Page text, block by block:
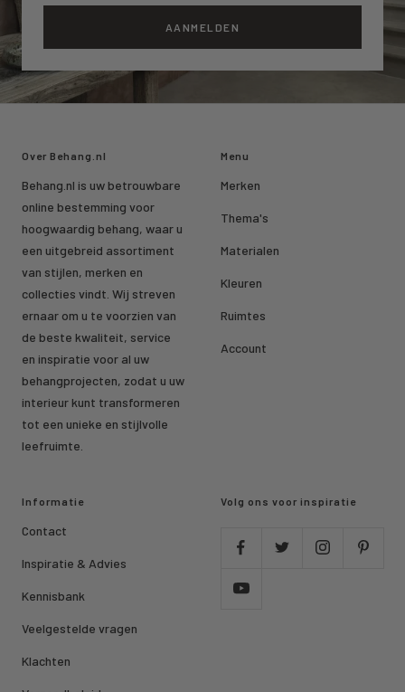
AANMELDEN
Over Behang.nl
Behang.nl is uw betrouwbare
online bestemming voor
hoogwaardig behang, waar u
een uitgebreid assortiment
van stijlen, merken en
collecties vindt. Wij streven
ernaar om u te voorzien van
de beste kwaliteit, service
en inspiratie voor al uw
behangprojecten, zodat u uw
interieur kunt transformeren
tot een unieke en stijlvolle
leefruimte.
Menu
Merken
Thema's
Materialen
Kleuren
Ruimtes
Account
Informatie
Contact
Inspiratie & Advies
Kennisbank
Veelgestelde vragen
Klachten
Volg ons voor inspiratie